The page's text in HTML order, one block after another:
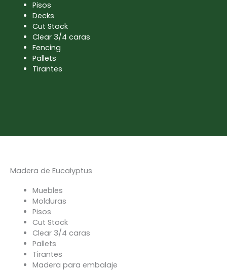
Pisos
Decks
Cut Stock
Clear 3/4 caras
Fencing
Pallets
Tirantes
Madera de Eucalyptus
Muebles
Molduras
Pisos
Cut Stock
Clear 3/4 caras
Pallets
Tirantes
Madera para embalaje